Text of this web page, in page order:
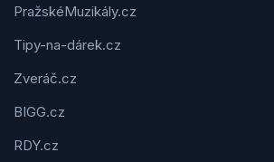
PražskéMuzikály.cz
Tipy-na-dárek.cz
Zveráč.cz
BIGG.cz
RDY.cz